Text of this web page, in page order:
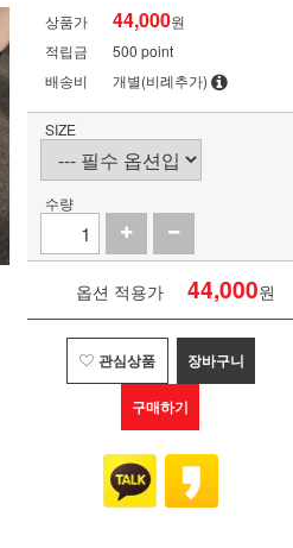
상품가 44,000원
적립금
500 point
배송비
개별(비례추가)
SIZE
수량
옵션 적용가 44,000원
관심상품 장바구니
구매하기